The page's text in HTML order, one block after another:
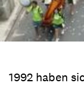
1992 haben